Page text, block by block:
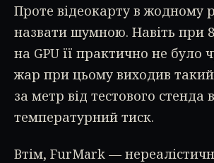
Проте відеокарту в жодному
назвати шумною. Навіть при
на GPU її практично не було
жар при цьому виходив
за метр від тестового стенда
температурний тиск.
Втім, FurMark —